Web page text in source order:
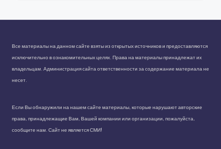
Все материалы на данном сайте взяты из открытых источников и предоставляются
исключительно в ознакомительных целях. Права на материалы принадлежат их
владельцам. Администрация сайта ответственности за содержание материала не
несет.
Если Вы обнаружили на нашем сайте материалы, которые нарушают авторские
права, принадлежащие Вам, Вашей компании или организации, пожалуйста,
сообщите нам. Сайт не является СМИ!